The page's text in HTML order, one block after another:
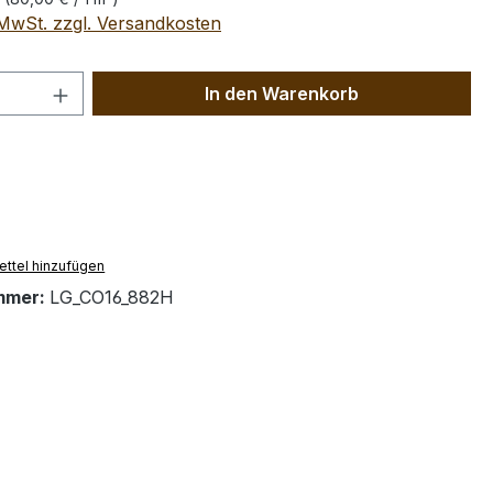
zzgl. Versandkosten
Anzahl: Gib den gewünschten Wert
In den Warenkorb
hinzufügen
LG_CO16_882H